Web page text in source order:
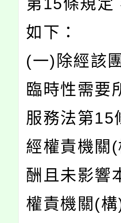
第15條規定
如下：
(一)除經該
臨時性需要
服務法第15
經權責機關
酬且未影響
權責機關(